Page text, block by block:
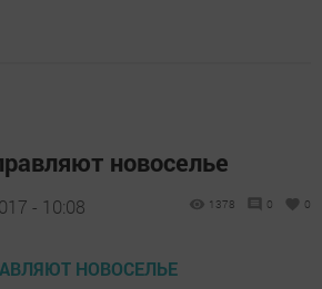
новоселье
- 10:08 1378 0 0